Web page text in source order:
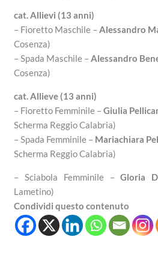
cat. Allievi (13 anni)
– Fioretto Maschile –Alessandro
Cosenza)
– Spada Maschile –Alessandro
Cosenza)
cat. Allieve (13 anni)
– Fioretto Femminile –Giulia
Scherma Reggio Calabria)
– Spada Femminile – Mariachiara
Scherma Reggio Calabria)
– Sciabola Femminile –Gloria
Lametino)
Condividi questo contenuto